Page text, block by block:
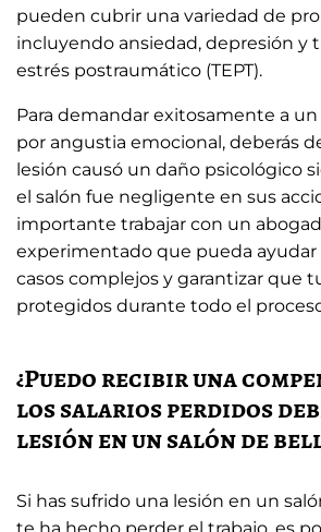
pueden cubrir una variedad de
incluyendo ansiedad, depresión y
estrés postraumático (TEPT).
Para demandar exitosamente a un
por angustia emocional, deberás
lesión causó un daño psicológico
el salón fue negligente en sus
importante trabajar con un
experimentado que pueda ayudar
casos complejos y garantizar que
protegidos durante todo el
¿Puedo recibir una
los salarios perdidos
lesión en un salón de
Si has sufrido una lesión en un